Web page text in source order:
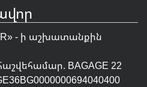
- ի աշխատանքին
BAGAGE 22